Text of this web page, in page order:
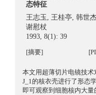
态特征
王志玉 , 王桂亭,韩世
谢慰杖
1993, 8(1): 39
[摘要]
本文用超薄切片电镜技
J_1的核衣壳进行了形态
即可观察到细胞核内大量